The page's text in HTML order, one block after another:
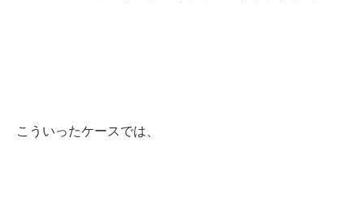
こういったケースでは、